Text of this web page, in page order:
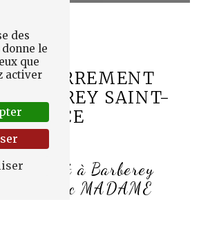
ENTERREMENT
BARBEREY SAINT-
SULPICE
à Barberey
avec MADAME
des
le
que
activer